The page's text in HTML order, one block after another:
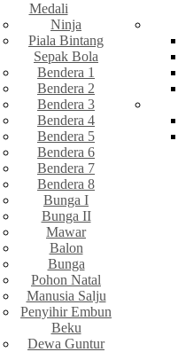
Medali
Ninja
Piala Bintang
Sepak Bola
Bendera 1
Bendera 2
Bendera 3
Bendera 4
Bendera 5
Bendera 6
Bendera 7
Bendera 8
Bunga I
Bunga II
Mawar
Balon
Bunga
Pohon Natal
Manusia Salju
Penyihir Embun
Beku
Dewa Guntur